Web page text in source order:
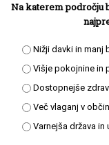
Na katerem področju
Nižji davki in manj
Višje pokojnine in
Dostopnejše
Več vlaganj v
Varnejša država